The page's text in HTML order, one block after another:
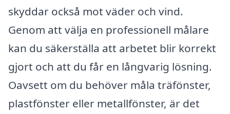
skyddar också mot väder och vind.
Genom att välja en professionell målare
kan du säkerställa att arbetet blir korrekt
gjort och att du får en långvarig lösning.
Oavsett om du behöver måla träfönster,
plastfönster eller metallfönster, är det